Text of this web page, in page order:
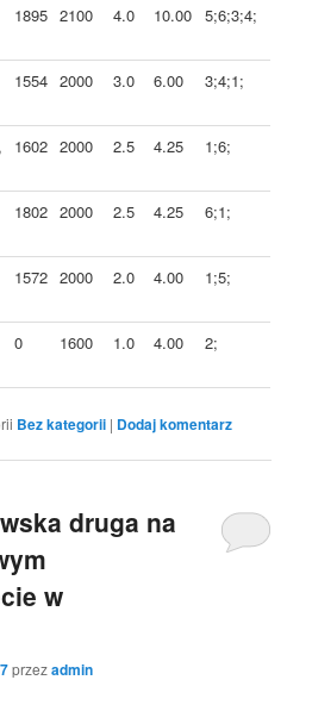
1895 2100 4.0 10.00 5;6;3;4;
1554 2000 3.0 6.00 3;4;1;
1602 2000 2.5 4.25 1;6;
1802 2000 2.5 4.25 6;1;
1572 2000 2.0 4.00 1;5;
0 1600 1.0 4.00 2;
Bez kategorii | Dodaj komentarz
druga na
w
przezadmin